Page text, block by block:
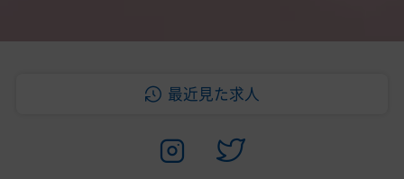
最近見た求人